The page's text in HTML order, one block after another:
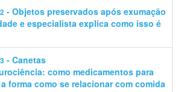
- Objetos preservados após exumação
e especialista explica como isso é
- Canetas
como medicamentos para
forma como se relacionar com comida